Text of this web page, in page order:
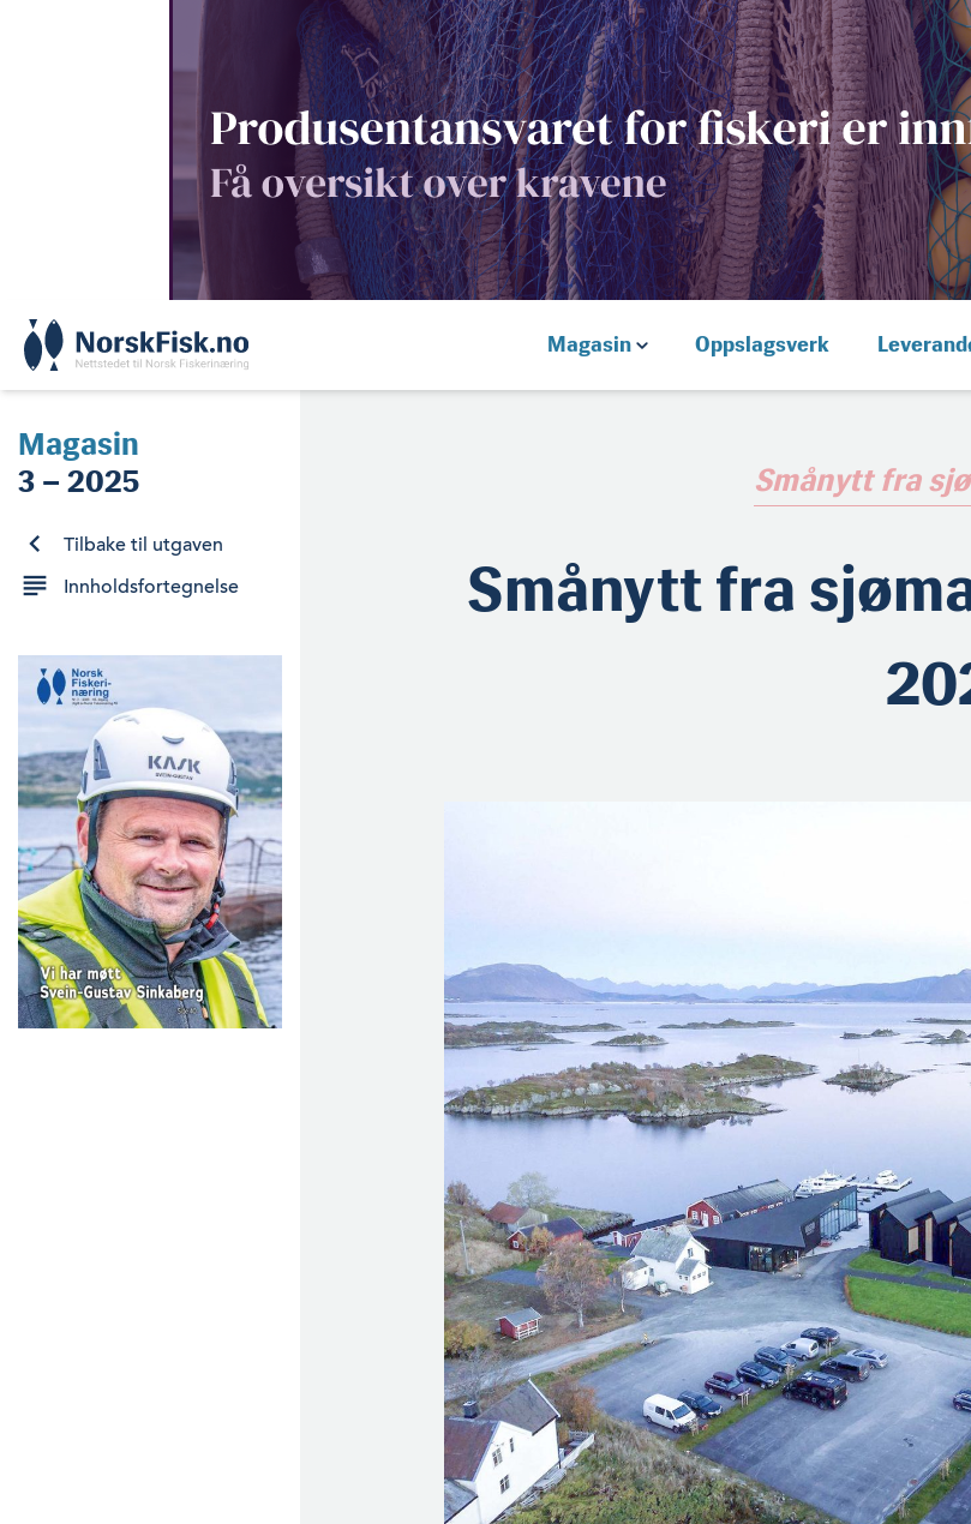
Magasin Oppslagsverk
Magasin
3 – 2025
Tilbake til utgaven
Innholdsfortegnelse
Smånytt fra
Smånytt fra